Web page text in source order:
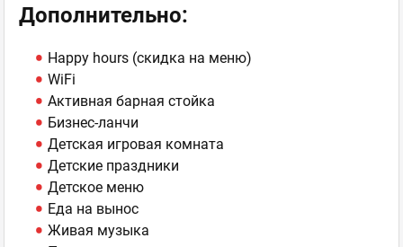
Дополнительно:
Happy hours (скидка на меню)
WiFi
Активная барная стойка
Бизнес-ланчи
Детская игровая комната
Детские праздники
Детское меню
Еда на вынос
Живая музыка